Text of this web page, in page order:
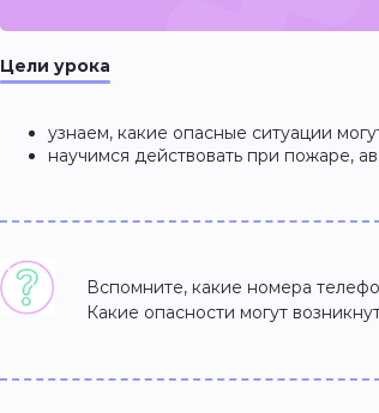
Цели урока
узнаем, какие опасные ситуации
научимся действовать при пожаре,
Вспомните, какие номера
Какие опасности могут